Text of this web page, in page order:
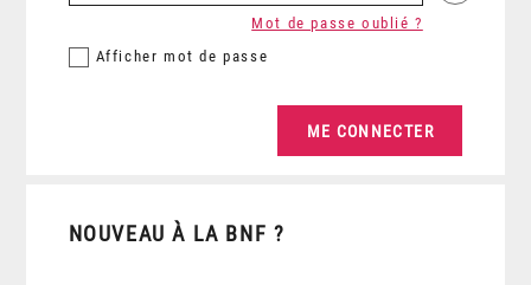
Afficher mot de passe
Mot de passe oublié ?
NOUVEAU À LA BNF ?